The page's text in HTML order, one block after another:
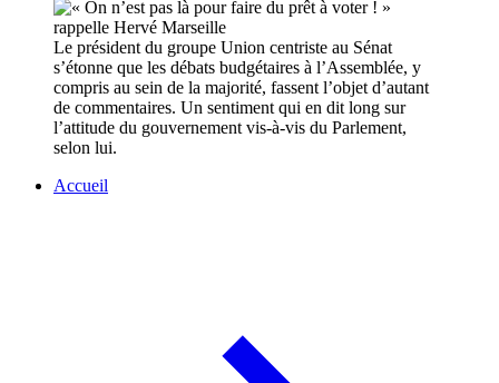
Le président du groupe Union centriste au Sénat
s’étonne que les débats budgétaires à l’Assemblée, y
compris au sein de la majorité, fassent l’objet d’autant
de commentaires. Un sentiment qui en dit long sur
l’attitude du gouvernement vis-à-vis du Parlement,
selon lui.
Accueil